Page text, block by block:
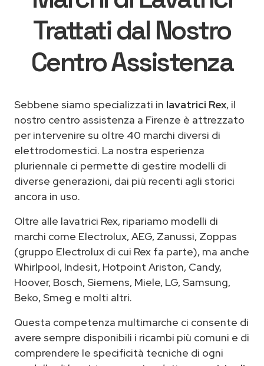
Trattati dal Nostro
Centro Assistenza
Sebbene siamo specializzati in lavatrici Rex, il
nostro centro assistenza a Firenze è attrezzato
per intervenire su oltre 40 marchi diversi di
elettrodomestici. La nostra esperienza
pluriennale ci permette di gestire modelli di
diverse generazioni, dai più recenti agli storici
ancora in uso.
Oltre alle lavatrici Rex, ripariamo modelli di
marchi come Electrolux, AEG, Zanussi, Zoppas
(gruppo Electrolux di cui Rex fa parte), ma anche
Whirlpool, Indesit, Hotpoint Ariston, Candy,
Hoover, Bosch, Siemens, Miele, LG, Samsung,
Beko, Smeg e molti altri.
Questa competenza multimarche ci consente di
avere sempre disponibili i ricambi più comuni e di
comprendere le specificità tecniche di ogni